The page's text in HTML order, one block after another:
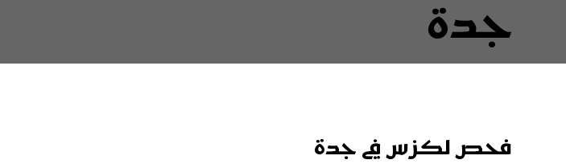
جدة
فحص لكزس في جدة